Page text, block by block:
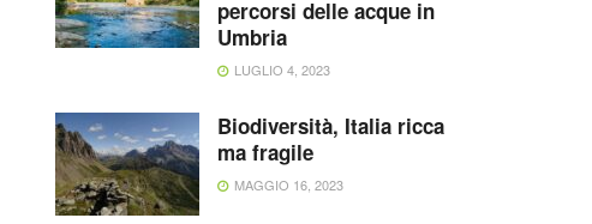
percorsi delle acque in
Umbria
LUGLIO 4, 2023
Biodiversità, Italia ricca
ma fragile
MAGGIO 16, 2023